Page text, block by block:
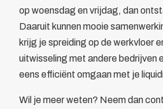
op woensdag en vrijdag, dan
Daaruit kunnen mooie
krijg je spreiding op de werkvloer
uitwisseling met andere bedrijven
eens efficiënt omgaan met je
Wil je meer weten? Neem dan